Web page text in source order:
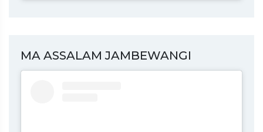
MA ASSALAM JAMBEWANGI